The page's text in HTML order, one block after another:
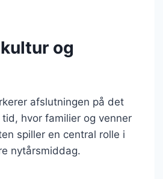
og
afslutningen på det
hvor familier og venner
spiller en central rolle i
nytårsmiddag.